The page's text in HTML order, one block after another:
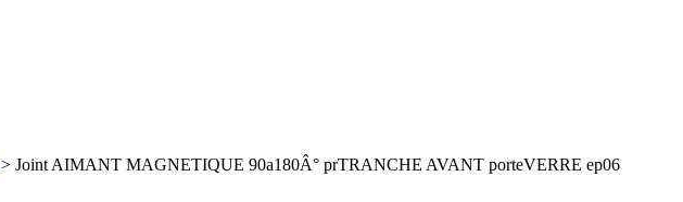
> Joint AIMANT MAGNETIQUE 90a180Â° prTRANCHE AVANT porteVERRE ep06